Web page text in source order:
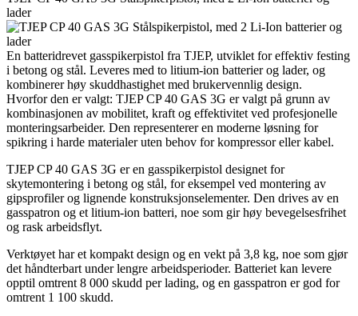
lader
En batteridrevet gasspikerpistol fra TJEP, utviklet for effektiv festing
i betong og stål. Leveres med to litium-ion batterier og lader, og
kombinerer høy skuddhastighet med brukervennlig design.
Hvorfor den er valgt: TJEP CP 40 GAS 3G er valgt på grunn av
kombinasjonen av mobilitet, kraft og effektivitet ved profesjonelle
monteringsarbeider. Den representerer en moderne løsning for
spikring i harde materialer uten behov for kompressor eller kabel.
TJEP CP 40 GAS 3G er en gasspikerpistol designet for
skytemontering i betong og stål, for eksempel ved montering av
gipsprofiler og lignende konstruksjonselementer. Den drives av en
gasspatron og et litium-ion batteri, noe som gir høy bevegelsesfrihet
og rask arbeidsflyt.
Verktøyet har et kompakt design og en vekt på 3,8 kg, noe som gjør
det håndterbart under lengre arbeidsperioder. Batteriet kan levere
opptil omtrent 8 000 skudd per lading, og en gasspatron er god for
omtrent 1 100 skudd.